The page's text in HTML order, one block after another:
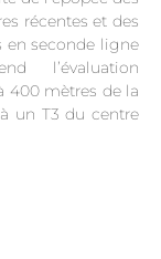
récentes et des
en seconde ligne
l’évaluation
400 mètres de la
un T3 du centre